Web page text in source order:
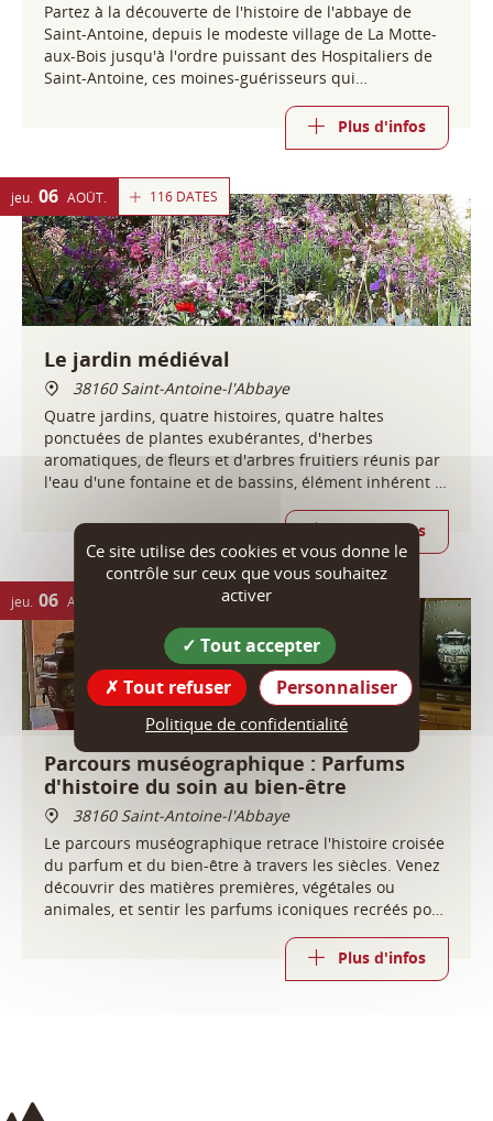
Partez à la découverte de l'histoire de l'abbaye de
Saint-Antoine, depuis le modeste village de La Motte-
aux-Bois jusqu'à l'ordre puissant des Hospitaliers de
Saint-Antoine, ces moines-guérisseurs qui
Plus d'infos
116 DATES
jeu. 06 AOÛT
Le jardin médiéval
38160 Saint-Antoine-l'Abbaye
Quatre jardins, quatre histoires, quatre haltes
ponctuées de plantes exubérantes, d'herbes
aromatiques, de fleurs et d'arbres fruitiers réunis par
l'eau d'une fontaine et de bassins, élément inhérent et
Plus d'infos
jeu. 06 AOÛT
Parcours muséographique : Parfums
d'histoire du soin au bien-être
38160 Saint-Antoine-l'Abbaye
Le parcours muséographique retrace l'histoire croisée
du parfum et du bien-être à travers les siècles. Venez
découvrir des matières premières, végétales ou
animales, et sentir les parfums iconiques recréés pour
Plus d'infos
Ce site utilise des cookies et vous donne le
contrôle sur ceux que vous souhaitez
activer
Tout accepter
Tout refuser
Personnaliser
Politique de confidentialité